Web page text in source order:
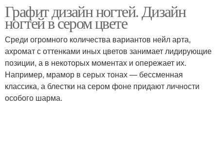
Графит дизайн ногтей. Дизайн
ногтей в сером цвете
Среди огромного количества вариантов нейл арта,
ахромат с оттенками иных цветов занимает лидирующие
позиции, а в некоторых моментах и опережает их.
Например, мрамор в серых тонах — бессменная
классика, а блестки на сером фоне придают личности
особого шарма.